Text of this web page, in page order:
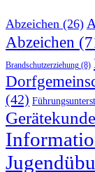
Abzeichen (26)
Abzeichen
Brandschutzerziehung (8)
(42)
Gerätekunde